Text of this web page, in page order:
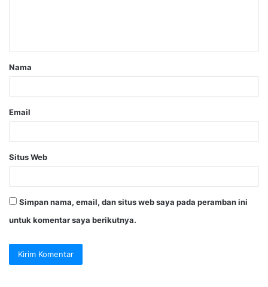
Nama
Email
Situs Web
Simpan nama, email, dan situs web saya pada peramban ini
untuk komentar saya berikutnya.